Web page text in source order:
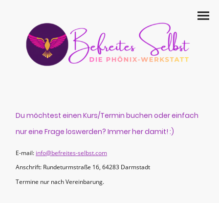
Du möchtest einen Kurs/Termin buchen oder einfach
nur eine Frage loswerden? Immer her damit! :)
E-mail: info@befreites-selbst.com
Anschrift: Rundeturmstraße 16, 64283 Darmstadt
Termine nur nach Vereinbarung.